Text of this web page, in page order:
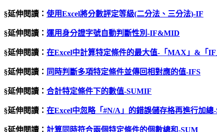
§延伸閱讀： 使用Excel將分數評定等級(二分法、三分法)-IF
§延伸閱讀： 運用身分證字號自動判斷性別-IF&MID
§延伸閱讀： 在Excel中計算特定條件的最大值-「MAX」&「IF
§延伸閱讀： 同時判斷多項特定條件並傳回相對應的值-IFS
§延伸閱讀： 合計特定條件下的數值-SUMIF
§延伸閱讀： 在Excel中忽略「#N/A 」的錯誤儲存格再進行加總
§延伸閱讀： 計算同時符合兩個特定條件的個數總和-SUM